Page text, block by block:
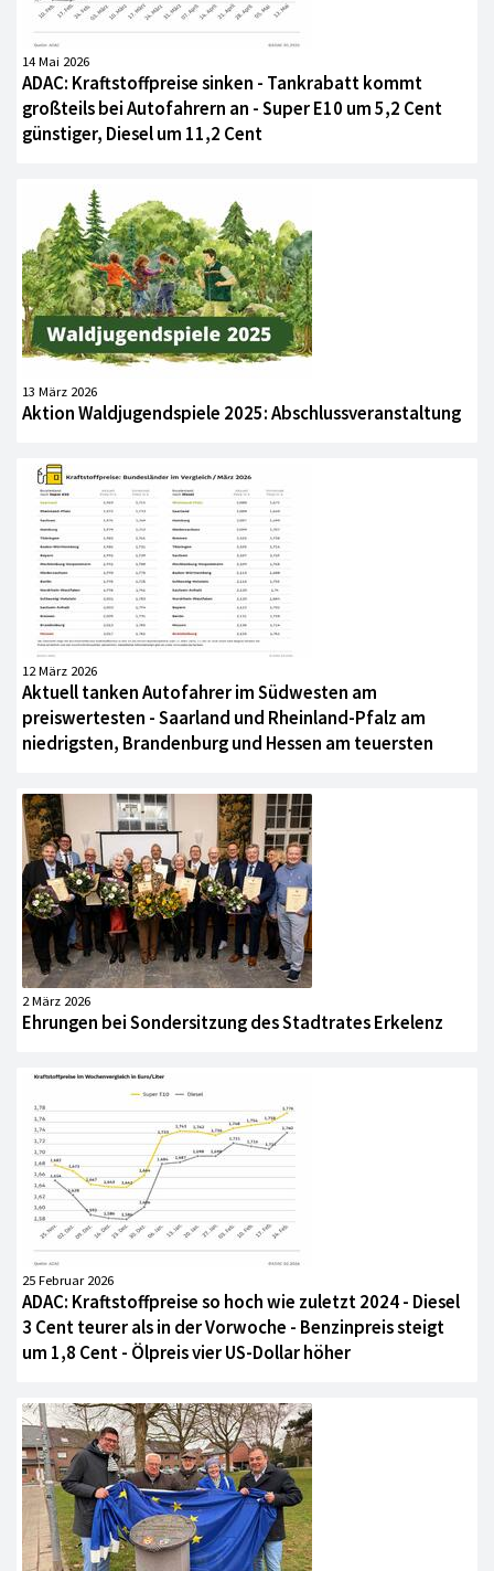
14 Mai 2026
ADAC: Kraftstoffpreise sinken - Tankrabatt kommt
großteils bei Autofahrern an - Super E10 um 5,2 Cent
günstiger, Diesel um 11,2 Cent
13 März 2026
Aktion Waldjugendspiele 2025: Abschlussveranstaltung
12 März 2026
Aktuell tanken Autofahrer im Südwesten am
preiswertesten - Saarland und Rheinland-Pfalz am
niedrigsten, Brandenburg und Hessen am teuersten
2 März 2026
Ehrungen bei Sondersitzung des Stadtrates Erkelenz
25 Februar 2026
ADAC: Kraftstoffpreise so hoch wie zuletzt 2024 - Diesel
3 Cent teurer als in der Vorwoche - Benzinpreis steigt
um 1,8 Cent - Ölpreis vier US-Dollar höher